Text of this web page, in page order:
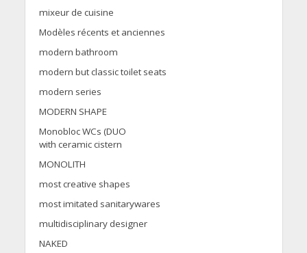
mixeur de cuisine
Modèles récents et anciennes
modern bathroom
modern but classic toilet seats
modern series
MODERN SHAPE
Monobloc WCs (DUO
with ceramic cistern
MONOLITH
most creative shapes
most imitated sanitarywares
multidisciplinary designer
NAKED